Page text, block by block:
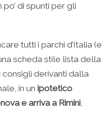
di spunti per gli
tutti i parchi d’Italia (e
scheda stile lista della
derivanti dalla
in un ipotetico
e arriva a Rimini